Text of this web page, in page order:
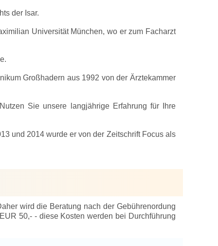
der Isar.
Universität München, wo er zum Facharzt
Großhadern aus 1992 von der Ärztekammer
Sie unsere langjährige Erfahrung für Ihre
und 2014 wurde er von der Zeitschrift Focus als
wird die Beratung nach der Gebührenordung
50,- - diese Kosten werden bei Durchführung